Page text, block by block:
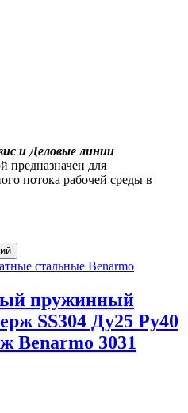
и Деловые линии
предназначен для
потока рабочей среды в
стальные Benarmo
пружинный
SS304 Ду25 Ру40
Benarmo 3031